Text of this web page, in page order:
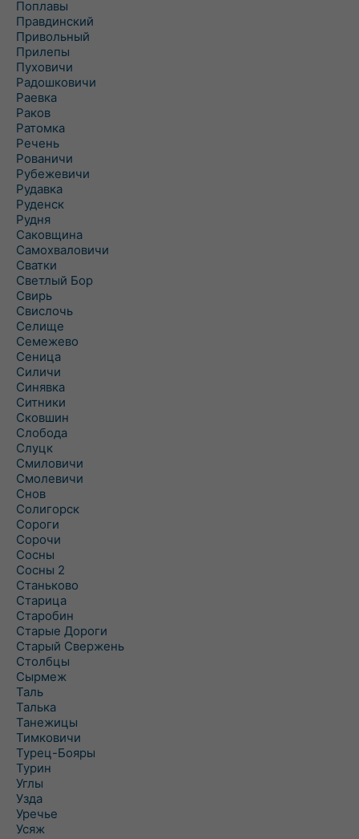
Поплавы
Правдинский
Привольный
Прилепы
Пуховичи
Радошковичи
Раевка
Раков
Ратомка
Речень
Рованичи
Рубежевичи
Рудавка
Руденск
Рудня
Саковщина
Самохваловичи
Сватки
Светлый Бор
Свирь
Свислочь
Селище
Семежево
Сеница
Силичи
Синявка
Ситники
Сковшин
Слобода
Слуцк
Смиловичи
Смолевичи
Снов
Солигорск
Сороги
Сорочи
Сосны
Сосны 2
Станьково
Старица
Старобин
Старые Дороги
Старый Свержень
Столбцы
Сырмеж
Таль
Талька
Танежицы
Тимковичи
Турец-Бояры
Турин
Углы
Узда
Уречье
Усяж